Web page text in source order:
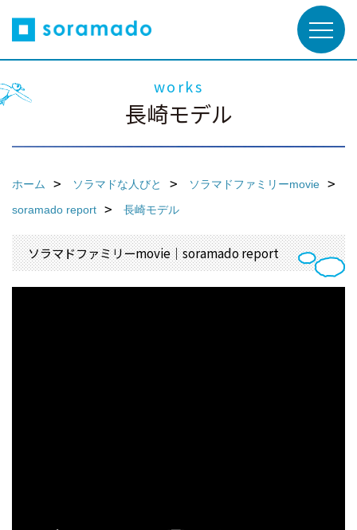
works
長崎モデル
ホーム ソラマドな人びと
ソラマドファミリーmovie
soramado report
長崎モデル
ソラマドファミリーmovie｜soramado report